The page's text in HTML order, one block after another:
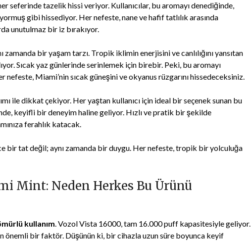
seferinde tazelik hissi veriyor. Kullanıcılar, bu aromayı denediğinde,
gibi hissediyor. Her nefeste, nane ve hafif tatlılık arasında
unutulmaz bir iz bırakıyor.
bir yaşam tarzı. Tropik iklimin enerjisini ve canlılığını yansıtan
Sıcak yaz günlerinde serinlemek için birebir. Peki, bu aromayı
Miami’nin sıcak güneşini ve okyanus rüzgarını hissedeceksiniz.
ile dikkat çekiyor. Her yaştan kullanıcı için ideal bir seçenek sunan bu
keyifli bir deneyim haline geliyor. Hızlı ve pratik bir şekilde
ferahlık katacak.
bir tat değil; aynı zamanda bir duygu. Her nefeste, tropik bir yolculuğa
Mint: Neden Herkes Bu Ürünü
kullanım. Vozol Vista 16000, tam 16.000 puff kapasitesiyle geliyor.
önemli bir faktör. Düşünün ki, bir cihazla uzun süre boyunca keyif